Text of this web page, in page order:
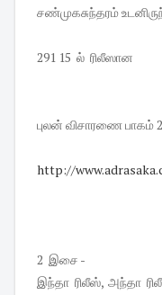
சண்முகசுந்தரம்
291 15 ல் ரிலீஸான
புலன் விசாரணை பாகம்
http://
2 இசை -
இந்தா ரிலீஸ், அந்தா